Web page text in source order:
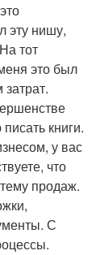
эту нишу,
тот
это был
книги.
у вас
что
тему продаж.
С